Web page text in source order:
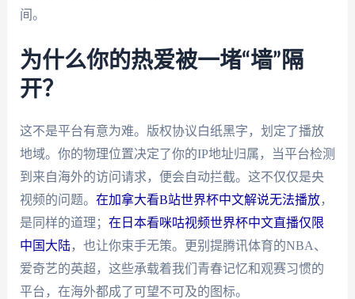
间。
为什么你的热爱被一堵“墙”隔
开？
这不是平台有意为难。版权协议白纸黑字，划定了播放
地域。你的物理位置决定了你的IP地址归属，当平台检测
到来自海外的访问请求，便会自动拦截。这不仅仅是央
视频的问题。 在加拿大看B站世界杯中文解说无法播放，
是同样的道理； 在日本看咪咕视频世界杯中文直播仅限
中国大陆，也让你束手无策。更别提腾讯体育的NBA、
爱奇艺的英超，这些承载着我们青春记忆和观赛习惯的
平台，在海外都成了可望不可及的图标。